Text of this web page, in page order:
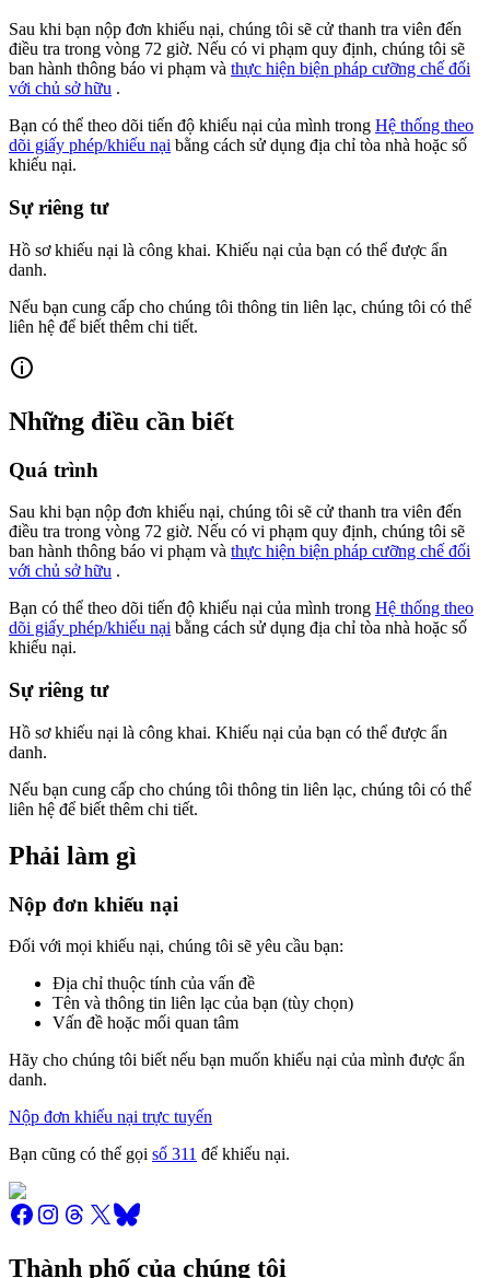
Sau khi bạn nộp đơn khiếu nại, chúng tôi sẽ cử thanh tra viên đến
điều tra trong vòng 72 giờ. Nếu có vi phạm quy định, chúng tôi sẽ
ban hành thông báo vi phạm và thực hiện biện pháp cưỡng chế đối
với chủ sở hữu .
Bạn có thể theo dõi tiến độ khiếu nại của mình trong Hệ thống theo
dõi giấy phép/khiếu nại bằng cách sử dụng địa chỉ tòa nhà hoặc số
khiếu nại.
Sự riêng tư
Hồ sơ khiếu nại là công khai. Khiếu nại của bạn có thể được ẩn
danh.
Nếu bạn cung cấp cho chúng tôi thông tin liên lạc, chúng tôi có thể
liên hệ để biết thêm chi tiết.
Những điều cần biết
Quá trình
Sau khi bạn nộp đơn khiếu nại, chúng tôi sẽ cử thanh tra viên đến
điều tra trong vòng 72 giờ. Nếu có vi phạm quy định, chúng tôi sẽ
ban hành thông báo vi phạm và thực hiện biện pháp cưỡng chế đối
với chủ sở hữu .
Bạn có thể theo dõi tiến độ khiếu nại của mình trong Hệ thống theo
dõi giấy phép/khiếu nại bằng cách sử dụng địa chỉ tòa nhà hoặc số
khiếu nại.
Sự riêng tư
Hồ sơ khiếu nại là công khai. Khiếu nại của bạn có thể được ẩn
danh.
Nếu bạn cung cấp cho chúng tôi thông tin liên lạc, chúng tôi có thể
liên hệ để biết thêm chi tiết.
Phải làm gì
Nộp đơn khiếu nại
Đối với mọi khiếu nại, chúng tôi sẽ yêu cầu bạn:
Địa chỉ thuộc tính của vấn đề
Tên và thông tin liên lạc của bạn (tùy chọn)
Vấn đề hoặc mối quan tâm
Hãy cho chúng tôi biết nếu bạn muốn khiếu nại của mình được ẩn
danh.
Nộp đơn khiếu nại trực tuyến
Bạn cũng có thể gọi số 311 để khiếu nại.
Thành phố của chúng tôi